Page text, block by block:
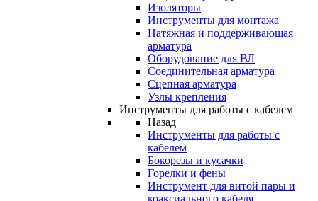
Изоляторы
Инструменты для монтажа
Натяжная и поддерживающая
арматура
Оборудование для ВЛ
Соединительная арматура
Сцепная арматура
Узлы крепления
Инструменты для работы с кабелем
Назад
Инструменты для работы с
кабелем
Бокорезы и кусачки
Горелки и фены
Инструмент для витой пары и
коаксиального кабеля